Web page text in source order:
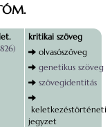
kritikai szöveg
olvasószöveg
genetikus szöveg
szövegidentitás
keletkezéstörténeti
jegyzet